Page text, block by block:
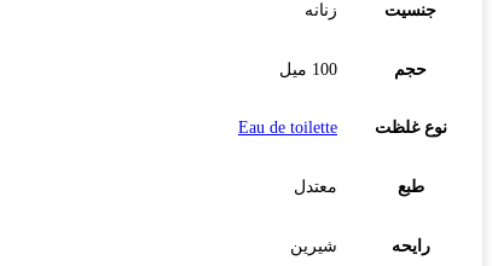
جنسیت زنانه
حجم 100 میل
نوع غلظت Eau de toilette
طبع معتدل
رایحه شیرین